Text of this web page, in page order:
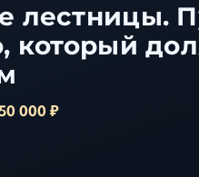
лестницы.
который
000 ₽